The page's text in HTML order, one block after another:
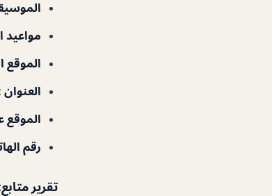
مواعيد
الموقع
العنوان
رقم
تقرير متابع